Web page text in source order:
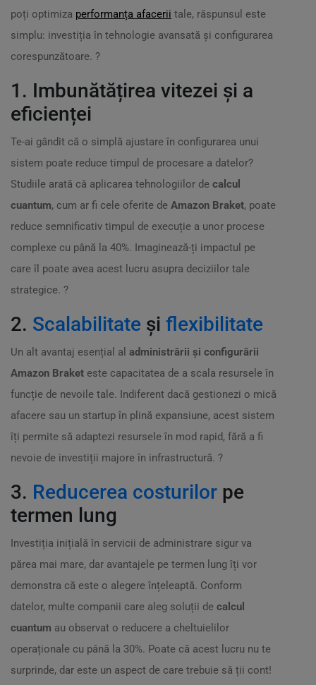
poți optimiza performanța afacerii tale, răspunsul este
simplu: investiția în tehnologie avansată și configurarea
corespunzătoare. ?
1. Imbunătățirea vitezei și a
eficienței
Te-ai gândit că o simplă ajustare în configurarea unui
sistem poate reduce timpul de procesare a datelor?
Studiile arată că aplicarea tehnologiilor de calcul
cuantum, cum ar fi cele oferite de Amazon Braket, poate
reduce semnificativ timpul de execuție a unor procese
complexe cu până la 40%. Imaginează-ți impactul pe
care îl poate avea acest lucru asupra deciziilor tale
strategice. ?
2. Scalabilitate și flexibilitate
Un alt avantaj esențial al administrării și configurării
Amazon Braket este capacitatea de a scala resursele în
funcție de nevoile tale. Indiferent dacă gestionezi o mică
afacere sau un startup în plină expansiune, acest sistem
îți permite să adaptezi resursele în mod rapid, fără a fi
nevoie de investiții majore în infrastructură. ?
3. Reducerea costurilor pe
termen lung
Investiția inițială în servicii de administrare sigur va
părea mai mare, dar avantajele pe termen lung îți vor
demonstra că este o alegere înțeleaptă. Conform
datelor, multe companii care aleg soluții de calcul
cuantum au observat o reducere a cheltuielilor
operaționale cu până la 30%. Poate că acest lucru nu te
surprinde, dar este un aspect de care trebuie să ții cont!